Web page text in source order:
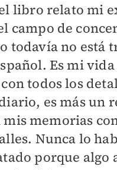
libro relato mi
campo de
todavía no está
Es mi
todos los
es más un
mis memorias
Nunca lo
porque algo